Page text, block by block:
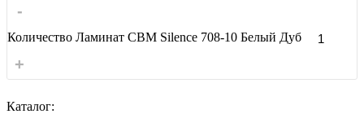
-
Количество Ламинат CBM Silence 708-10 Белый Дуб
+
Каталог: